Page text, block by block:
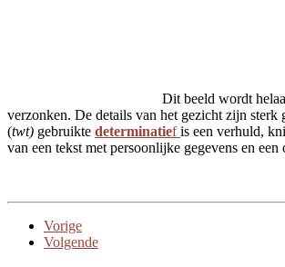
Dit beeld wordt
verzonken. De details van het gezicht zijn
(twt) gebruikte determinatiefis een verhuld,
van een tekst met persoonlijke gegevens en
Vorige
Volgende